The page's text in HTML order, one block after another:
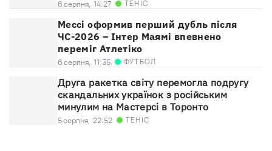
6 серпня, 14:27 ТЕНІС
Мессі оформив перший дубль після
ЧС-2026 – Інтер Маямі впевнено
переміг Атлетіко
6 серпня, 11:35 ФУТБОЛ
Друга ракетка світу перемогла подругу
скандальних українок з російським
минулим на Мастерсі в Торонто
5 серпня, 22:52 ТЕНІС